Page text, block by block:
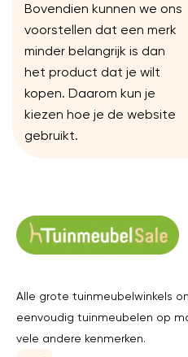
Bovendien kunnen we ons
voorstellen dat een merk
minder belangrijk is dan
het product dat je wilt
kopen. Daarom kun je
kiezen hoe je de website
gebruikt.
Alle grote tuinmeubelwinkels
eenvoudig tuinmeubelen op
vele andere kenmerken.